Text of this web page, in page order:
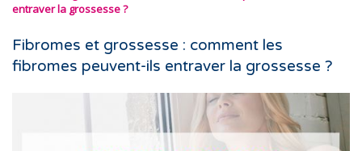
entraver la grossesse ?
Fibromes et grossesse : comment les
fibromes peuvent-ils entraver la grossesse ?